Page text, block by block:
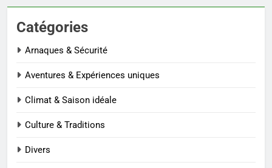
Catégories
Arnaques & Sécurité
Aventures & Expériences uniques
Climat & Saison idéale
Culture & Traditions
Divers